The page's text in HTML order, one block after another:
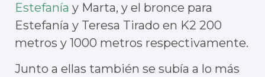
Estefanía y Marta, y el bronce para
Estefanía y Teresa Tirado en K2 200
metros y 1000 metros respectivamente.
Junto a ellas también se subía a lo más